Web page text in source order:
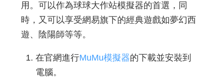
用。可以作為球球大作站模擬器的首選，同
時，又可以享受網易旗下的經典遊戲如夢幻西
遊、陰陽師等等。
在官網進行MuMu模擬器的下載並安裝到
電腦。